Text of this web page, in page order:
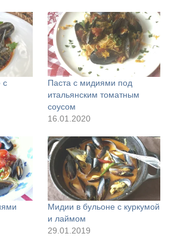
с
Паста с мидиями под
итальянским томатным
соусом
16.01.2020
Мидии в бульоне с куркумой
и лаймом
29.01.2019